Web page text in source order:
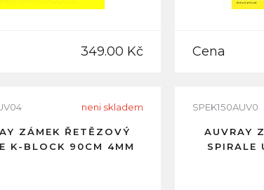
349.00 Kč Cena
neni skladem
ZÁMEK ŘETĚZOVÝ
K-BLOCK 90CM 4MM
SPEK150AUV0
AUVRAY
SPIRALE